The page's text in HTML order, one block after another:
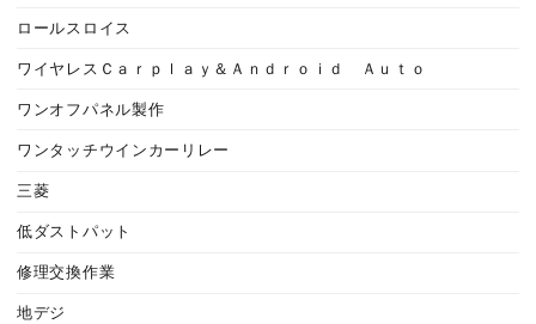
ロールスロイス
ワイヤレスＣａｒｐｌａｙ＆Ａｎｄｒｏｉｄ Ａｕｔｏ
ワンオフパネル製作
ワンタッチウインカーリレー
三菱
低ダストパット
修理交換作業
地デジ